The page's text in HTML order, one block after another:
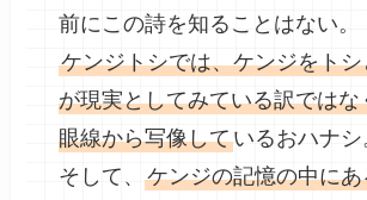
前にこの詩を知ることはない。
ケンジトシでは、ケンジをト
が現実としてみている訳ではな
眼線から写像しているおハナシ
そして、ケンジの記憶の中に